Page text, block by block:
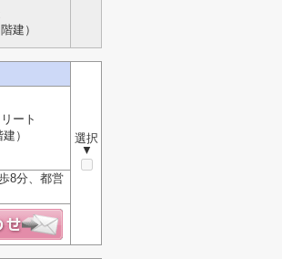
建）
選択
▼
ート
）
8分、都営